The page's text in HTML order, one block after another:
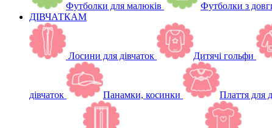
Футболки для малюків Футболки з
ДІВЧАТКАМ
Лосини для дівчаток Дитячі гольфи
дівчаток Панамки, косинки Плаття для